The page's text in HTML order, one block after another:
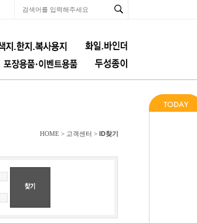
HOME > 고객센터 > ID찾기